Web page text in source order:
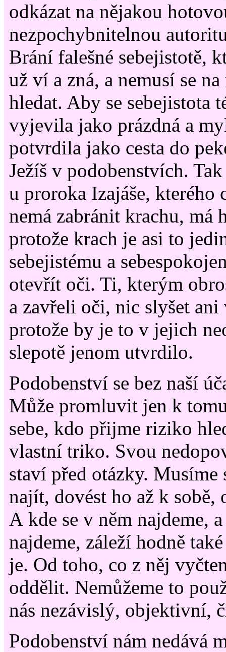
odkázat na nějakou
nezpochybnitelnou
Brání falešné sebejistotě,
už ví a zná, a nemusí se
hledat. Aby se sebejistota
vyjevila jako prázdná a
potvrdila jako cesta do
Ježíš v podobenstvích.
u proroka Izajáše, kterého
nemá zabránit krachu, má
protože krach je asi to
sebejistému a
otevřít oči. Ti, kterým
a zavřeli oči, nic slyšet
protože by je to v jejich
slepotě jenom utvrdilo.
Podobenství se bez naší
Může promluvit jen k
sebe, kdo přijme riziko
vlastní triko. Svou
staví před otázky. Musíme
najít, dovést ho až k sobě,
A kde se v něm najdeme,
najdeme, záleží hodně
je. Od toho, co z něj
oddělit. Nemůžeme to
nás nezávislý, objektivní,
Podobenství nám nedává